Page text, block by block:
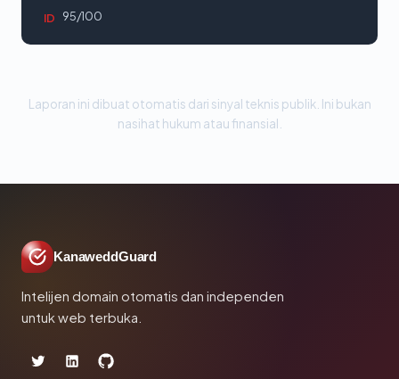
ID 95/100
Laporan ini dibuat otomatis dari sinyal teknis publik. Ini bukan
nasihat hukum atau finansial.
KanaweddGuard
Intelijen domain otomatis dan independen
untuk web terbuka.